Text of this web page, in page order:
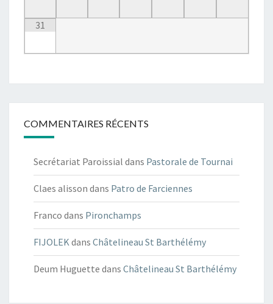
31
COMMENTAIRES RÉCENTS
Secrétariat Paroissial dans Pastorale de Tournai
Claes alisson dans Patro de Farciennes
Franco dans Pironchamps
FIJOLEKdans Châtelineau St Barthélémy
Deum Huguette dans Châtelineau St Barthélémy